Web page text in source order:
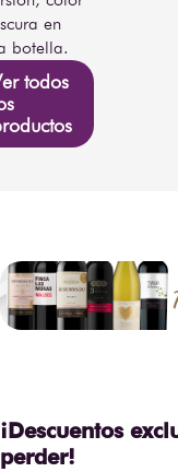
en
botella.
todos
¡Descuentos
perder!